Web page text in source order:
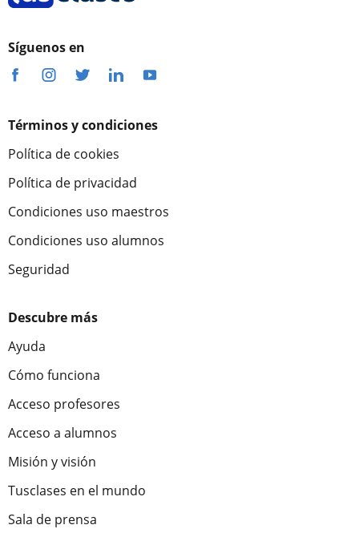
Síguenos en
Términos y condiciones
Política de cookies
Política de privacidad
Condiciones uso maestros
Condiciones uso alumnos
Seguridad
Descubre más
Ayuda
Cómo funciona
Acceso profesores
Acceso a alumnos
Misión y visión
Tusclases en el mundo
Sala de prensa